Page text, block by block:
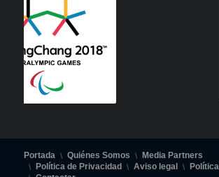
Portada Quiénes Somos
Media Partners
Política de Privacidad
Aviso legal